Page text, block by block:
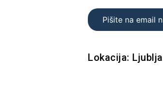
Pišite na email
Lokacija: